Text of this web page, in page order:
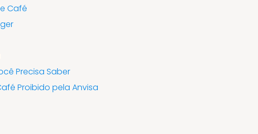
Café
Precisa Saber
Proibido pela Anvisa